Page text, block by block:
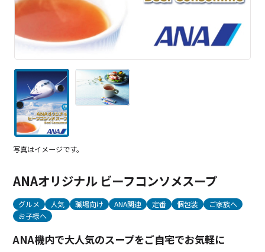
写真はイメージです。
ANAオリジナル ビーフコンソメスープ
グルメ 人気 職場向け ANA関連 定番 個包装
ご家族へ
お子様へ
ANA機内で大人気のスープをご自宅でお気軽に